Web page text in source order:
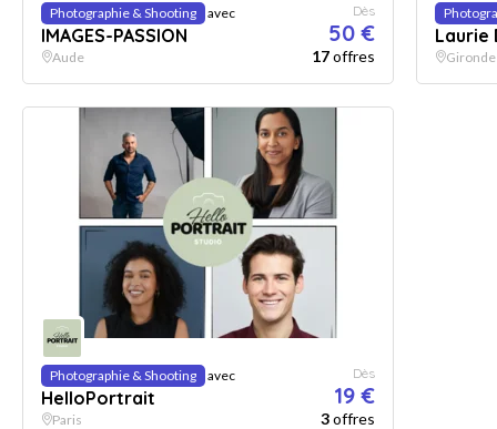
Photographie & Shooting avec
IMAGES-PASSION
Dès
50 €
Aude 17offres Gironde
Photographie & Shooting avec
HelloPortrait
Dès
19 €
Paris 3offres